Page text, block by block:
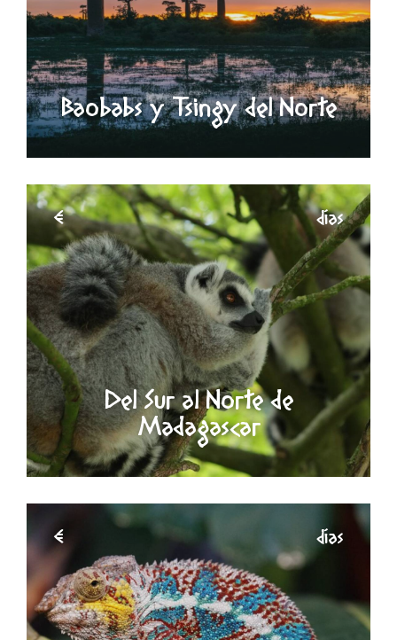
Baobabs y Tsingy del Norte
Del Sur al Norte de
Madagascar
€ días
€ días